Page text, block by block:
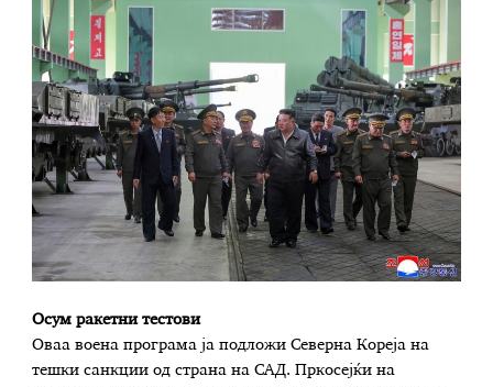
Осум ракетни тестови
Оваа воена програма ја подложи Северна Кореја на
тешки санкции од страна на САД. Пркосејќи на